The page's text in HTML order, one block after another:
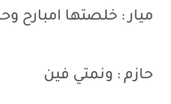
ميار : خلصتها امبارح
حازم : ونمتي فين